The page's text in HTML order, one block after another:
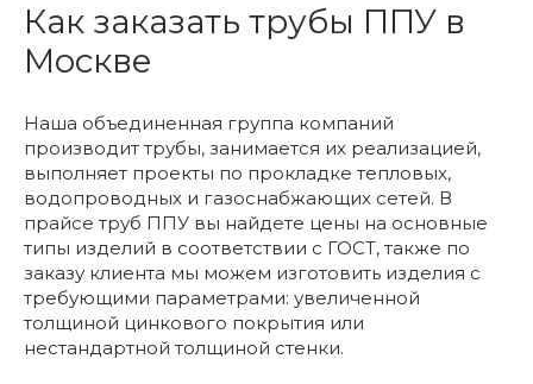
Как заказать трубы ППУ в
Москве
Наша объединенная группа компаний
производит трубы, занимается их реализацией,
выполняет проекты по прокладке тепловых,
водопроводных и газоснабжающих сетей. В
прайсе труб ППУ вы найдете цены на основные
типы изделий в соответствии с ГОСТ, также по
заказу клиента мы можем изготовить изделия с
требующими параметрами: увеличенной
толщиной цинкового покрытия или
нестандартной толщиной стенки.